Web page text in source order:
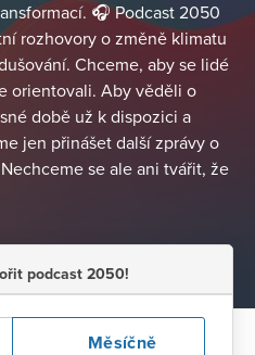
🎧 Podcast 2050
rozhovory o změně klimatu
Chceme, aby se lidé
orientovali. Aby věděli o
době už k dispozici a
jen přinášet další zprávy o
se ale ani tvářit, že
podcast 2050!
Měsíčně